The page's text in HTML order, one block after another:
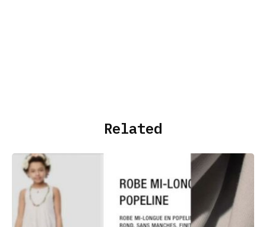
Related